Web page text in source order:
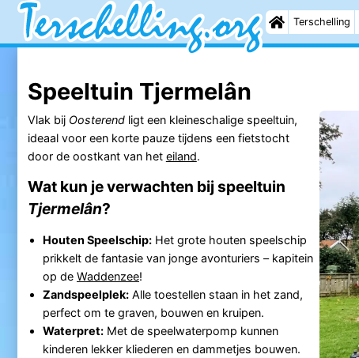
Terschelling
Speeltuin Tjermelân
Vlak bij Oosterendligt een kleineschalige speeltuin,
ideaal voor een korte pauze tijdens een fietstocht
door de oostkant van het eiland.
Wat kun je verwachten bij speeltuin
Tjermelân?
Houten Speelschip:Het grote houten speelschip
prikkelt de fantasie van jonge avonturiers – kapitein
op de Waddenzee!
Zandspeelplek:Alle toestellen staan in het zand,
perfect om te graven, bouwen en kruipen.
Waterpret:Met de speelwaterpomp kunnen
kinderen lekker kliederen en dammetjes bouwen.